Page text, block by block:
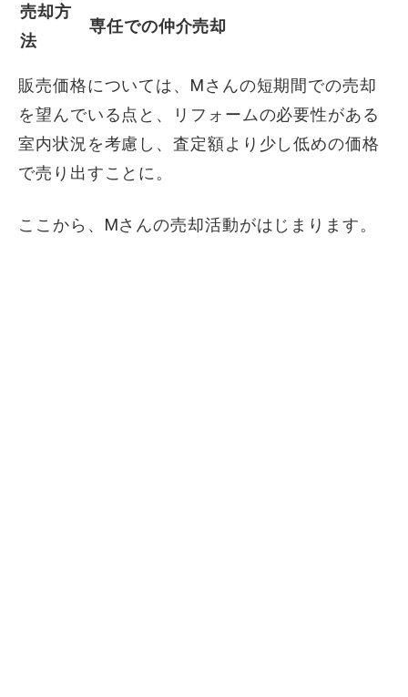
売却方
法
専任での仲介売却
販売価格については、Mさんの短期間での売却
を望んでいる点と、リフォームの必要性がある
室内状況を考慮し、査定額より少し低めの価格
で売り出すことに。
ここから、Mさんの売却活動がはじまります。